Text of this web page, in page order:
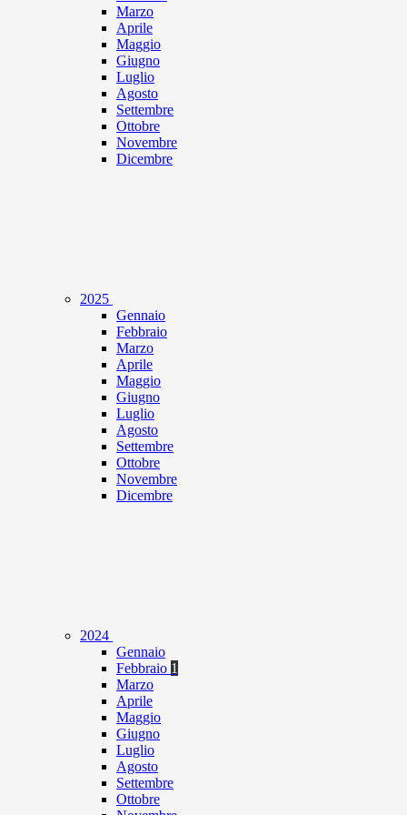
Marzo
Aprile
Maggio
Giugno
Luglio
Agosto
Settembre
Ottobre
Novembre
Dicembre
2025
Gennaio
Febbraio
Marzo
Aprile
Maggio
Giugno
Luglio
Agosto
Settembre
Ottobre
Novembre
Dicembre
2024
Gennaio
Febbraio 1
Marzo
Aprile
Maggio
Giugno
Luglio
Agosto
Settembre
Ottobre